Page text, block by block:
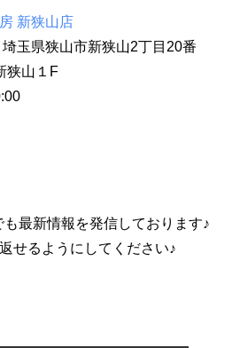
新狭山店
玉県狭山市新狭山2丁目20番
狭山１F
も最新情報を発信しております♪
せるようにしてください♪